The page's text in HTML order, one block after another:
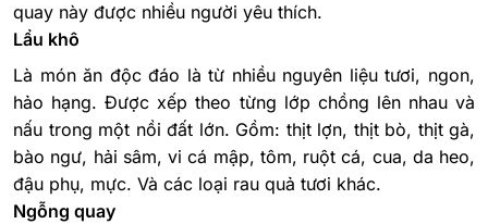
quay này được nhiều người yêu thích.
Lẩu khô
Là món ăn độc đáo là từ nhiều nguyên liệu tươi, ngon,
hảo hạng. Được xếp theo từng lớp chồng lên nhau và
nấu trong một nồi đất lớn. Gồm: thịt lợn, thịt bò, thịt gà,
bào ngư, hải sâm, vi cá mập, tôm, ruột cá, cua, da heo,
đậu phụ, mực. Và các loại rau quả tươi khác.
Ngỗng quay